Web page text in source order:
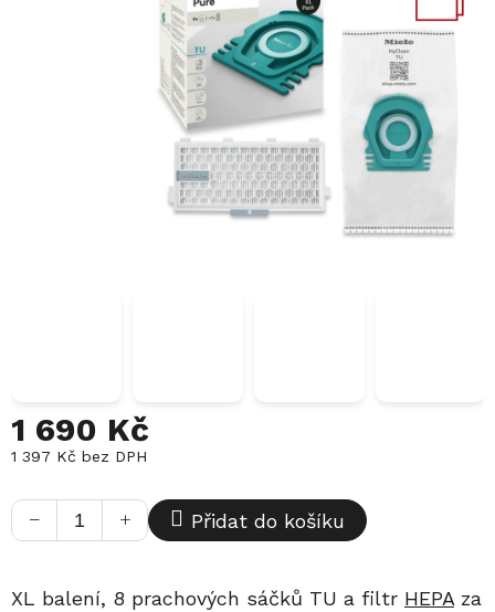
1 690 Kč
1 397 Kč bez DPH
cena:
+
− Přidat do košíku
XL balení, 8 prachových sáčků TU a filtr HEPA za